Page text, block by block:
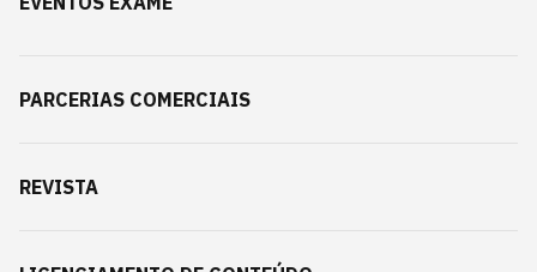
PARCERIAS COMERCIAIS
REVISTA